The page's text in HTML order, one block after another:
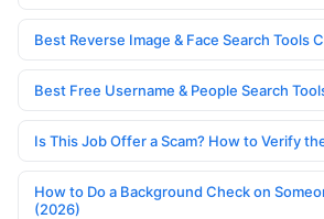
Best Reverse Image & Face Search Tools
Best Free Username & People Search
Is This Job Offer a Scam? How to Verify
How to Do a Background Check on
(2026)